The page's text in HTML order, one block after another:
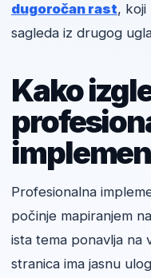
dugoročan rast, koji
sagleda iz drugog
Kako
Profesionalna
počinje mapiranjem
ista tema ponavlja na
stranica ima jasnu